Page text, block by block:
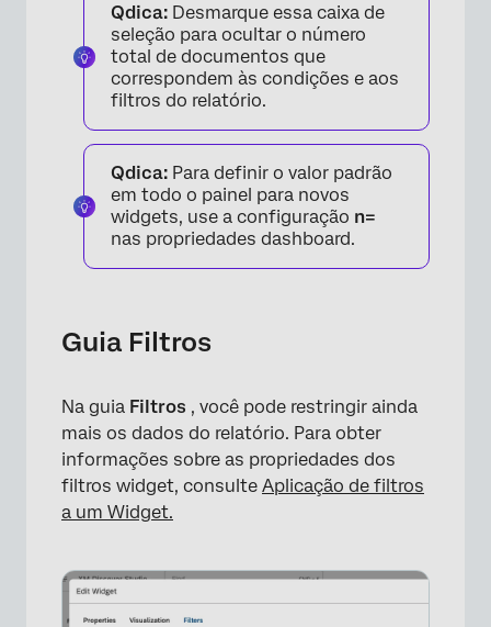
Qdica: Desmarque essa caixa de
seleção para ocultar o número
total de documentos que
correspondem às condições e aos
filtros do relatório.
Qdica: Para definir o valor padrão
em todo o painel para novos
widgets, use a configuração n=
nas propriedades dashboard.
Guia Filtros
Na guia Filtros , você pode restringir ainda
mais os dados do relatório. Para obter
informações sobre as propriedades dos
filtros widget, consulte Aplicação de filtros
a um Widget.